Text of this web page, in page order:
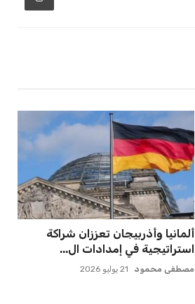
ألمانيا وأذربيجان تعززان شراكة
استراتيجية في إمدادات ال...
مصطفى محمود 21 يوليو 2026